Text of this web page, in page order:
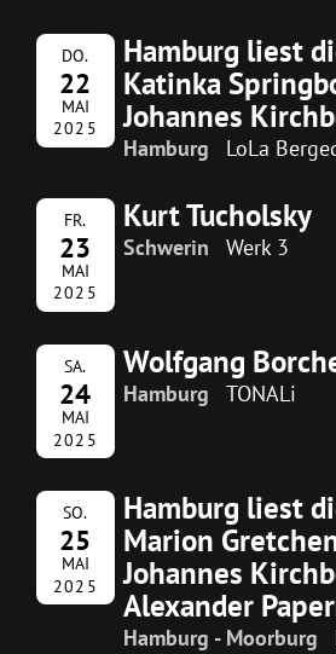
DO.
22
MAI
2025
Hamburg liest
Katinka
Johannes
Hamburg LoLa
FR.
23
MAI
2025
Kurt Tucholsky
Schwerin Werk 3
SA.
24
MAI
2025
Wolfgang
Hamburg TONALi
SO.
25
MAI
2025
Hamburg liest
Marion
Johannes
Alexander
Hamburg - Moorburg